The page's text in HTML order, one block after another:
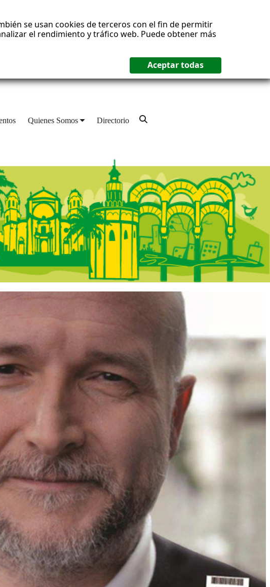
se usan cookies de terceros con el fin de permitir
el rendimiento y tráfico web. Puede obtener más
Quienes Somos Directorio
Portada